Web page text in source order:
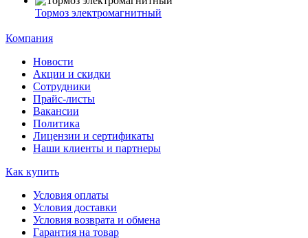
Тормоз электромагнитный
Компания
Новости
Акции и скидки
Сотрудники
Прайс-листы
Вакансии
Политика
Лицензии и сертификаты
Наши клиенты и партнеры
Как купить
Условия оплаты
Условия доставки
Условия возврата и обмена
Гарантия на товар